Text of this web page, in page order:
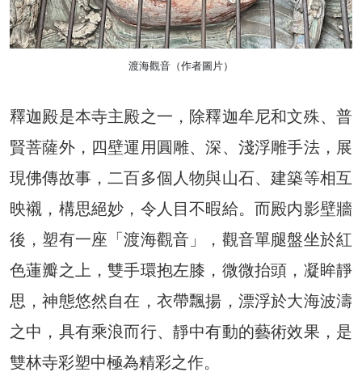
渡海觀音（作者圖片）
釋迦殿是本寺主殿之一，除釋迦牟尼和文殊、普
賢菩薩外，四壁運用圓雕、深、淺浮雕手法，展
現佛傳故事，二百多個人物與山石、建築等相互
映襯，構思絕妙，令人目不暇給。而殿内影壁牆
後，塑有一座「渡海觀音」，觀音單腿盤坐於紅
色蓮瓣之上，雙手環抱左膝，微微抬頭，凝眸靜
思，神態悠然自在，衣帶飄揚，漂浮於大海波濤
之中，具有乘浪而行、靜中有動的藝術效果，是
雙林寺彩塑中極為精彩之作。